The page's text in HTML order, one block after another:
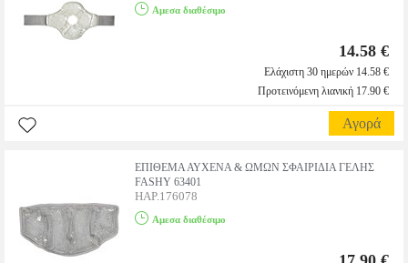
Αμεσα διαθέσιμο
14.58 €
Ελάχιστη 30 ημερών 14.58 €
Προτεινόμενη λιανική 17.90 €
Αγορά
ΕΠΙΘΕΜΑ ΑΥΧΕΝΑ & ΩΜΩΝ ΣΦΑΙΡΙΔΙΑ ΓΕΛΗΣ
FASHY 63401
HAP.176078
Αμεσα διαθέσιμο